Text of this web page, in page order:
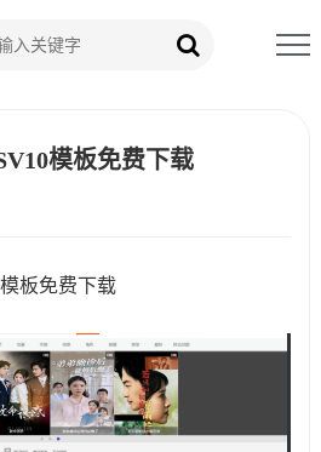
模板免费下载
板免费下载